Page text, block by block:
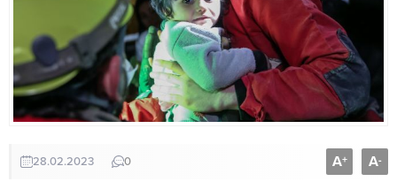
28.02.2023 0 A+ A-